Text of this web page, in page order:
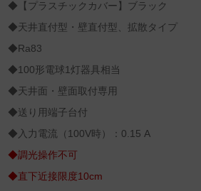
◆【プラスチックカバー】ブラック
◆天井直付型・壁直付型、拡散タイプ
◆Ra83
◆100形電球1灯器具相当
◆天井面・壁面取付専用
◆送り用端子台付
◆入力電流（100V時）：0.15 A
◆調光操作不可
◆直下近接限度10cm